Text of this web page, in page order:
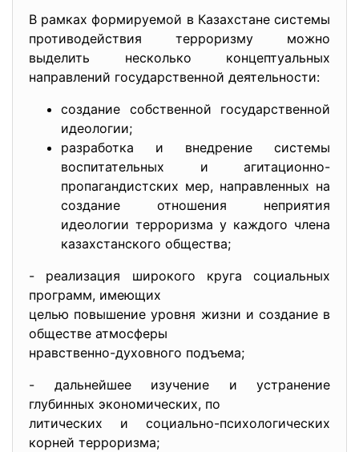
В рамках формируемой в Казахстане системы
противодействия терроризму можно
выделить несколько концептуальных
направлений государственной деятельности:
создание собственной государственной
идеологии;
разработка и внедрение системы
воспитательных и агитационно-
пропагандистских мер, направленных на
создание отношения неприятия
идеологии терроризма у каждого члена
казахстанского общества;
- реализация широкого круга социальных
программ, имеющих
целью повышение уровня жизни и создание в
обществе атмосферы
нравственно-духовного подъема;
- дальнейшее изучение и устранение
глубинных экономических, по
литических и социально-психологических
корней терроризма;